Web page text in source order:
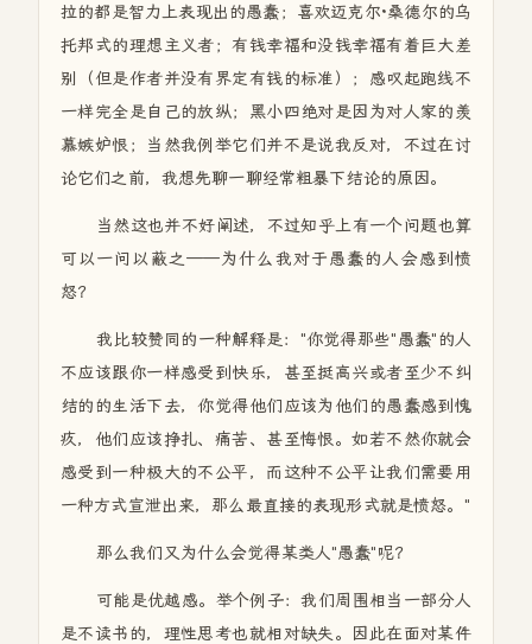
拉的都是智力上表现出的愚蠢；喜欢迈克尔·桑德尔的乌
托邦式的理想主义者；有钱幸福和没钱幸福有着巨大差
别（但是作者并没有界定有钱的标准）；感叹起跑线不
一样完全是自己的放纵；黑小四绝对是因为对人家的羡
慕嫉妒恨；当然我例举它们并不是说我反对，不过在讨
论它们之前，我想先聊一聊经常粗暴下结论的原因。
当然这也并不好阐述，不过知乎上有一个问题也算
可以一问以蔽之——为什么我对于愚蠢的人会感到愤
怒？
我比较赞同的一种解释是："你觉得那些"愚蠢"的人
不应该跟你一样感受到快乐，甚至挺高兴或者至少不纠
结的的生活下去，你觉得他们应该为他们的愚蠢感到愧
疚，他们应该挣扎、痛苦、甚至悔恨。如若不然你就会
感受到一种极大的不公平，而这种不公平让我们需要用
一种方式宣泄出来，那么最直接的表现形式就是愤怒。"
那么我们又为什么会觉得某类人"愚蠢"呢？
可能是优越感。举个例子：我们周围相当一部分人
是不读书的，理性思考也就相对缺失。因此在面对某件